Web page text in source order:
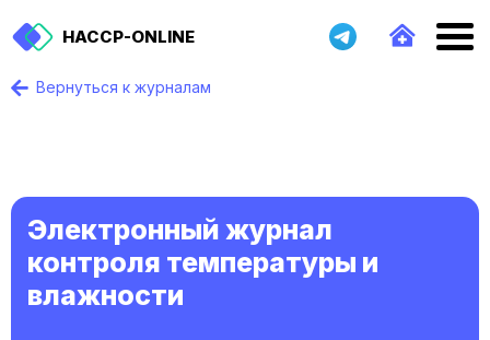
HACCP-ONLINE
Вернуться к журналам
Электронный журнал
контроля температуры и
влажности